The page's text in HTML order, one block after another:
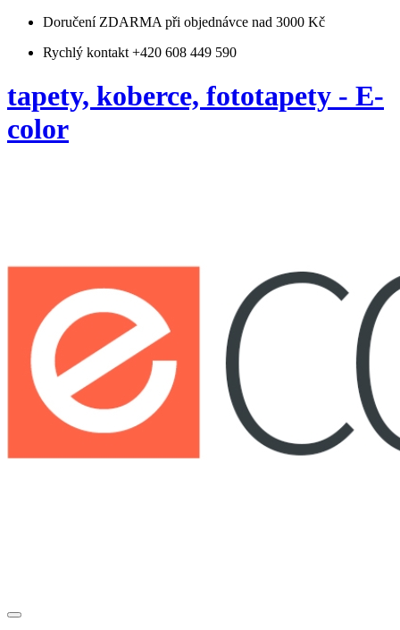
Doručení ZDARMA při objednávce nad 3000 Kč
Rychlý kontakt +420 608 449 590
tapety, koberce, fototapety - E-
color